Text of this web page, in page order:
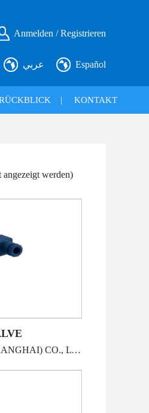
Anmelden / Registrieren
عربي Español
| KONTAKT
werden)
CASTEL REFRIGERATION (SHANGHAI) CO., LTD